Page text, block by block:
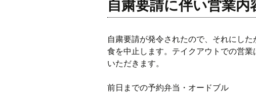
自粛要請に伴い営業内
自粛要請が発令されたので、それにし
食を中止します。テイクアウトでの営
いただきます。
前日までの予約弁当・オードブル